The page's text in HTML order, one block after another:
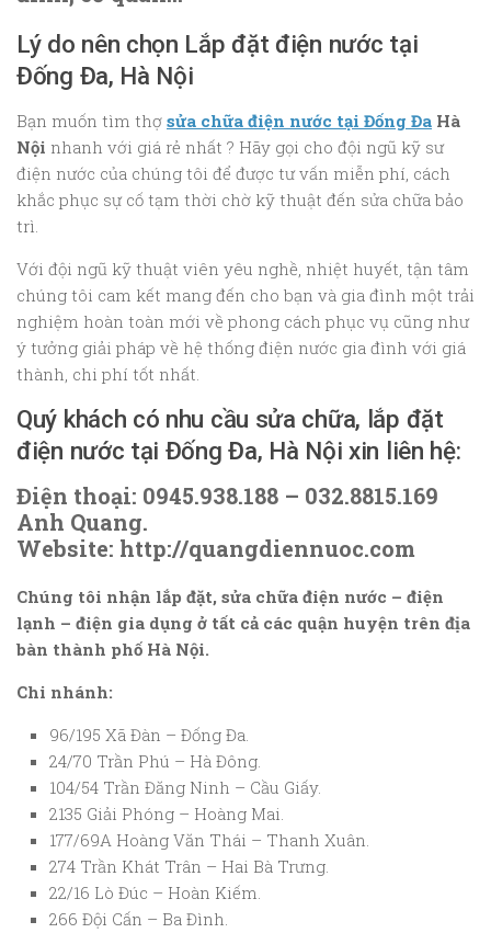
Lý do nên chọn Lắp đặt điện nước tại
Đống Đa, Hà Nội
Bạn muốn tìm thợ sửa chữa điện nước tại Đống Đa Hà
Nội nhanh với giá rẻ nhất ? Hãy gọi cho đội ngũ kỹ sư
điện nước của chúng tôi để được tư vấn miễn phí, cách
khắc phục sự cố tạm thời chờ kỹ thuật đến sửa chữa bảo
trì.
Với đội ngũ kỹ thuật viên yêu nghề, nhiệt huyết, tận tâm
chúng tôi cam kết mang đến cho bạn và gia đình một trải
nghiệm hoàn toàn mới về phong cách phục vụ cũng như
ý tưởng giải pháp về hệ thống điện nước gia đình với giá
thành, chi phí tốt nhất.
Quý khách có nhu cầu sửa chữa, lắp đặt
điện nước tại Đống Đa, Hà Nội xin liên hệ:
Điện thoại: 0945.938.188 – 032.8815.169
Anh Quang.
Website: http://quangdiennuoc.com
Chúng tôi nhận lắp đặt, sửa chữa điện nước – điện
lạnh – điện gia dụng ở tất cả các quận huyện trên địa
bàn thành phố Hà Nội.
Chi nhánh:
96/195 Xã Đàn – Đống Đa.
24/70 Trần Phú – Hà Đông.
104/54 Trần Đăng Ninh – Cầu Giấy.
2135 Giải Phóng – Hoàng Mai.
177/69A Hoàng Văn Thái – Thanh Xuân.
274 Trần Khát Trân – Hai Bà Trưng.
22/16 Lò Đúc – Hoàn Kiếm.
266 Đội Cấn – Ba Đình.